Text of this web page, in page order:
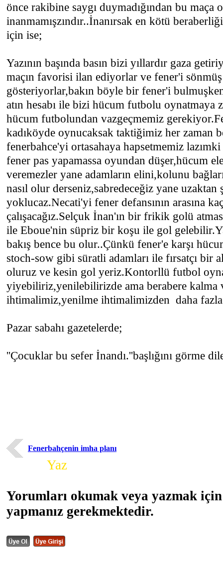
önce rakibine saygı duymadığından bu maça
inanmamışzındır..İnanırsak en kötü
için ise;
Yazının başında basın bizi yıllardır gaza
maçın favorisi ilan ediyorlar ve fener'i
gösteriyorlar,bakın böyle bir fener'i
atın hesabı ile bizi hücum futbolu oynatmaya
hücum futbolundan vazgeçmemiz
kadıköyde oynucaksak taktiğimiz her zaman
fenerbahce'yi ortasahaya hapsetmemiz lazımki
fener pas yapamassa oyundan düşer,hücum
veremezler yane adamların elini,kolunu
nasıl olur derseniz,sabredeceğiz yane
yoklucaz.Necati'yi fener defansının arasına
çalışacağız.Selçuk İnan'ın bir frikik golü
ile Eboue'nin süpriz bir koşu ile gol
bakış bence bu olur..Çünkü fener'e karşı
stoch-sow gibi süratli adamları ile fırsatçı bir
oluruz ve kesin gol yeriz.Kontorllü futbol
yiyebiliriz,yenilebilirizde ama berabere kalma
ihtimalimiz,yenilme ihtimalimizden daha
Pazar sabahı gazetelerde;
''Çocuklar bu sefer İnandı.''başlığını görme
Fenerbahçenin imha planı
Yaz
Yorumları okumak veya yazmak
yapmanız gerekmektedir.